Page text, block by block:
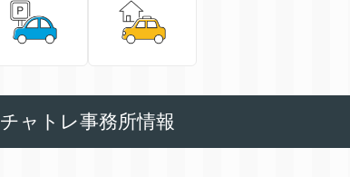
チャトレ事務所情報